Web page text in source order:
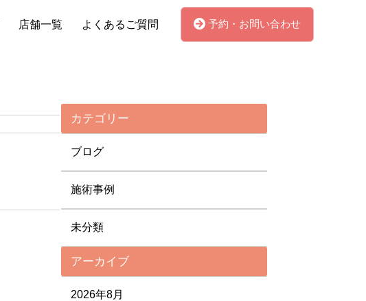
店舗一覧 よくあるご質問 予約・お問い合わせ
カテゴリー
ブログ
施術事例
未分類
アーカイブ
2026年8月